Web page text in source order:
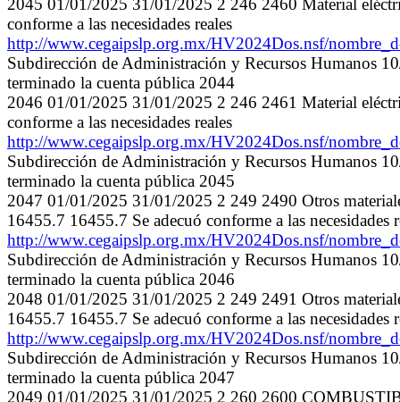
2045 01/01/2025 31/01/2025 2 246 2460 Material
conforme a las necesidades reales
http://www.cegaipslp.org.mx/HV2024Dos.nsf/
Subdirección de Administración y Recursos Humanos
terminado la cuenta pública 2044
2046 01/01/2025 31/01/2025 2 246 2461 Material
conforme a las necesidades reales
http://www.cegaipslp.org.mx/HV2024Dos.nsf/
Subdirección de Administración y Recursos Humanos
terminado la cuenta pública 2045
2047 01/01/2025 31/01/2025 2 249 2490 Otros
16455.7 16455.7 Se adecuó conforme a las necesidades
http://www.cegaipslp.org.mx/HV2024Dos.nsf/
Subdirección de Administración y Recursos Humanos
terminado la cuenta pública 2046
2048 01/01/2025 31/01/2025 2 249 2491 Otros
16455.7 16455.7 Se adecuó conforme a las necesidades
http://www.cegaipslp.org.mx/HV2024Dos.nsf/
Subdirección de Administración y Recursos Humanos
terminado la cuenta pública 2047
2049 01/01/2025 31/01/2025 2 260 2600